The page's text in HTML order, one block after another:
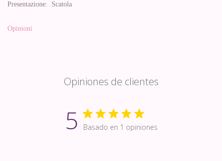
Presentazione: Scatola
Opinioni
Opiniones de clientes
5 Basado en 1 opiniones